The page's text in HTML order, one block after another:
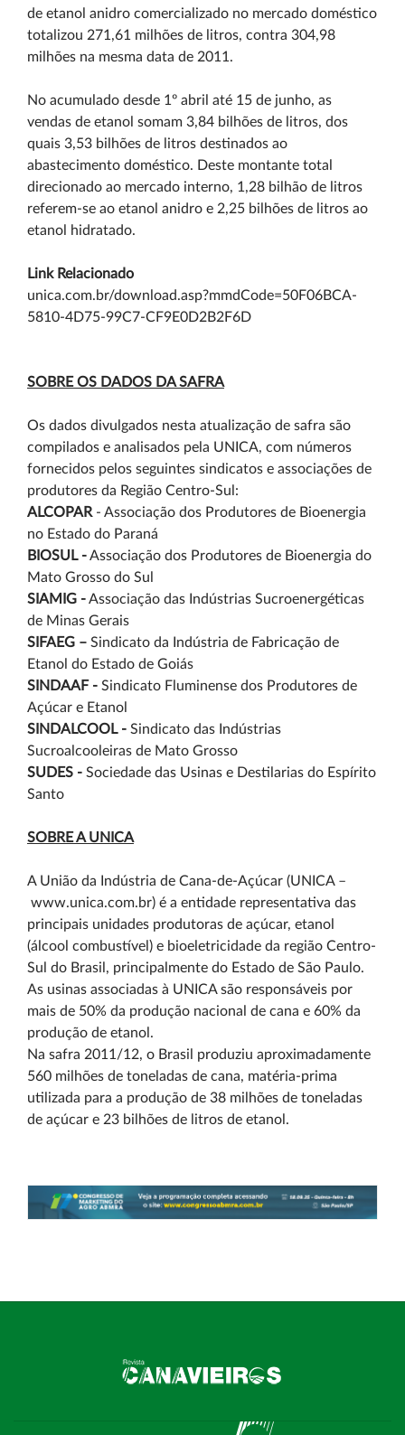
de etanol anidro comercializado no mercado doméstico
totalizou 271,61 milhões de litros, contra 304,98
milhões na mesma data de 2011.
No acumulado desde 1º abril até 15 de junho, as
vendas de etanol somam 3,84 bilhões de litros, dos
quais 3,53 bilhões de litros destinados ao
abastecimento doméstico. Deste montante total
direcionado ao mercado interno, 1,28 bilhão de litros
referem-se ao etanol anidro e 2,25 bilhões de litros ao
etanol hidratado.
Link Relacionado
unica.com.br/download.asp?mmdCode=50F06BCA-
5810-4D75-99C7-CF9E0D2B2F6D
SOBRE OS DADOS DA SAFRA
Os dados divulgados nesta atualização de safra são
compilados e analisados pela UNICA, com números
fornecidos pelos seguintes sindicatos e associações de
produtores da Região Centro-Sul:
ALCOPAR - Associação dos Produtores de Bioenergia
no Estado do Paraná
BIOSUL -Associação dos Produtores de Bioenergia do
Mato Grosso do Sul
SIAMIG -Associação das Indústrias Sucroenergéticas
de Minas Gerais
SIFAEG – Sindicato da Indústria de Fabricação de
Etanol do Estado de Goiás
SINDAAF - Sindicato Fluminense dos Produtores de
Açúcar e Etanol
SINDALCOOL - Sindicato das Indústrias
Sucroalcooleiras de Mato Grosso
SUDES - Sociedade das Usinas e Destilarias do Espírito
Santo
SOBRE A UNICA
A União da Indústria de Cana-de-Açúcar (UNICA –
www.unica.com.br) é a entidade representativa das
principais unidades produtoras de açúcar, etanol
(álcool combustível) e bioeletricidade da região Centro-
Sul do Brasil, principalmente do Estado de São Paulo.
As usinas associadas à UNICA são responsáveis por
mais de 50% da produção nacional de cana e 60% da
produção de etanol.
Na safra 2011/12, o Brasil produziu aproximadamente
560 milhões de toneladas de cana, matéria-prima
utilizada para a produção de 38 milhões de toneladas
de açúcar e 23 bilhões de litros de etanol.